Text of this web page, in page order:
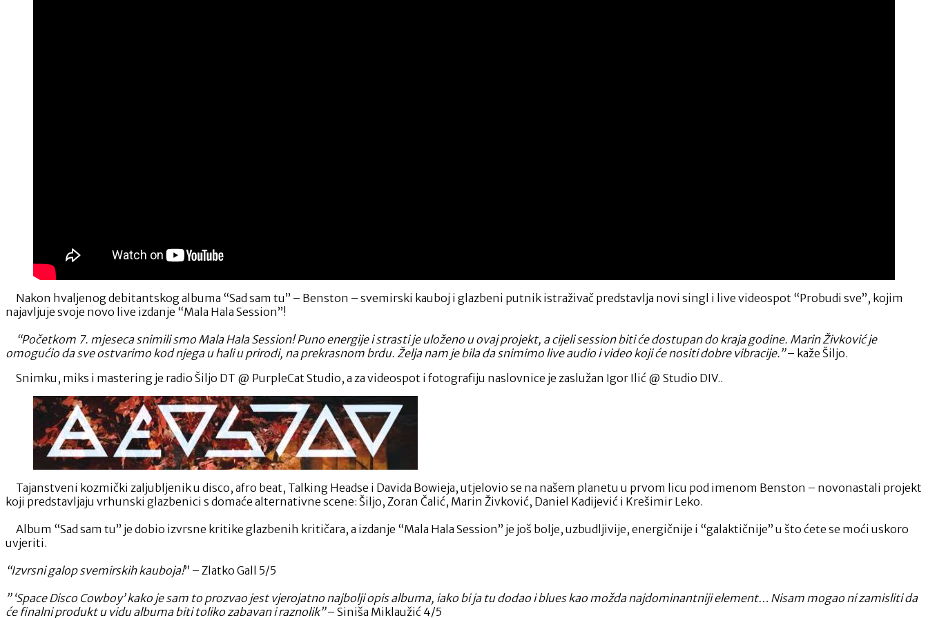
Nakon hvaljenog debitantskog albuma “Sad sam tu” – Benston – svemirski kauboj i glazbeni putnik istraživač predstavlja novi singl i live videospot “Probudi sve”, kojim
najavljuje svoje novo live izdanje “Mala Hala Session”!
“Početkom 7. mjeseca snimili smo Mala Hala Session! Puno energije i strasti je uloženo u ovaj projekt, a cijeli session biti će dostupan do kraja godine. Marin Živković je
omogućio da sve ostvarimo kod njega u hali u prirodi, na prekrasnom brdu. Želja nam je bila da snimimo live audio i video koji će nositi dobre vibracije.”– kaže Šiljo.
Snimku, miks i mastering je radio Šiljo DT @ PurpleCat Studio, a za videospot i fotografiju naslovnice je zaslužan Igor Ilić @ Studio DIV..
Tajanstveni kozmički zaljubljenik u disco, afro beat, Talking Headse i Davida Bowieja, utjelovio se na našem planetu u prvom licu pod imenom Benston – novonastali projekt
koji predstavljaju vrhunski glazbenici s domaće alternativne scene: Šiljo, Zoran Čalić, Marin Živković, Daniel Kadijević i Krešimir Leko.
Album “Sad sam tu” je dobio izvrsne kritike glazbenih kritičara, a izdanje “Mala Hala Session” je još bolje, uzbudljivije, energičnije i “galaktičnije” u što ćete se moći uskoro
uvjeriti.
“Izvrsni galop svemirskih kauboja!” – Zlatko Gall 5/5
” ‘Space Disco Cowboy’ kako je sam to prozvao jest vjerojatno najbolji opis albuma, iako bi ja tu dodao i blues kao možda najdominantniji element… Nisam mogao ni zamisliti da
će finalni produkt u vidu albuma biti toliko zabavan i raznolik”– Siniša Miklaužić 4/5